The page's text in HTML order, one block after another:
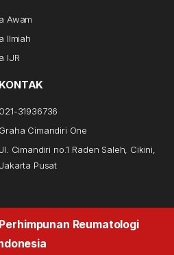
Awam
Ilmiah
IJR
KONTAK
021-31936736
Graha Cimandiri One
Jl. Cimandiri no.1 Raden Saleh, Cikini,
Jakarta Pusat
Reumatologi